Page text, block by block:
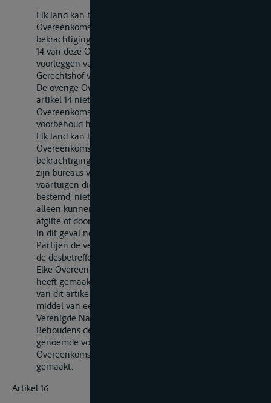
Elk land kan bij de ondertekening van deze
Overeenkomst of bij de nederlegging van zijn akte van
bekrachtiging of van toetreding verklaren dat het artikel
14 van deze Overeenkomst met betrekking tot het
voorleggen van geschillen aan het Internationale
Gerechtshof voor zichzelf niet als bindend beschouwt.
De overige Overeenkomstsluitende Partijen zijn door
artikel 14 niet gebonden ten opzichte van een
Overeenkomstsluitende Partij die een zodanig
voorbehoud heeft gemaakt.
Elk land kan bij de ondertekening van deze
Overeenkomst of de nederlegging van zijn akte van
bekrachtiging of van toetreding verklaren dat de door
zijn bureaus van meting afgegeven meetbrieven voor
vaartuigen die voor het vervoer van goederen zijn
bestemd, niet kunnen worden verlengd, of dat deze
alleen kunnen worden verlengd door het bureau van
afgifte of door een van zijn eigen bureaus van meting.
In dit geval nemen de andere Overeenkomstsluitende
Partijen de verplichting op zich de geldigheidsduur van
de desbetreffende meetbrieven niet te verlengen.
Elke Overeenkomstsluitende Partij die een voorbehoud
heeft gemaakt overeenkomstig het eerste en tweede lid
van dit artikel kan dit te allen tijde intrekken door
middel van een aan de Secretaris-Generaal van de
Verenigde Naties gerichte schriftelijke kennisgeving.
Behoudens de in het eerste en tweede lid van dit artikel
genoemde voorbehouden mag met betrekking tot deze
Overeenkomst geen enkel voorbehoud worden
gemaakt.
Artikel 16